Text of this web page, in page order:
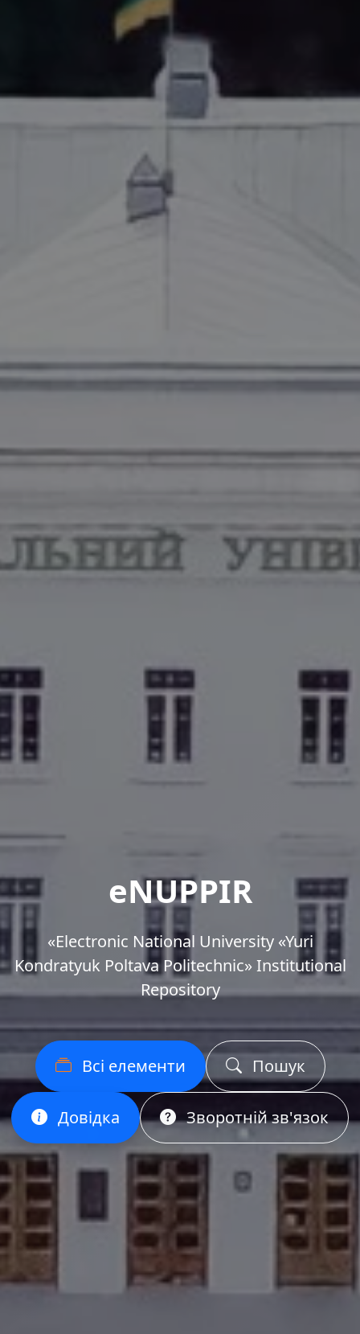
eNUPPIR
«Еlectronic National University «Yuri
Kondratyuk Poltava Politechnic» Institutional
Repository
Всі елементи Пошук
Довідка Зворотній зв'язок